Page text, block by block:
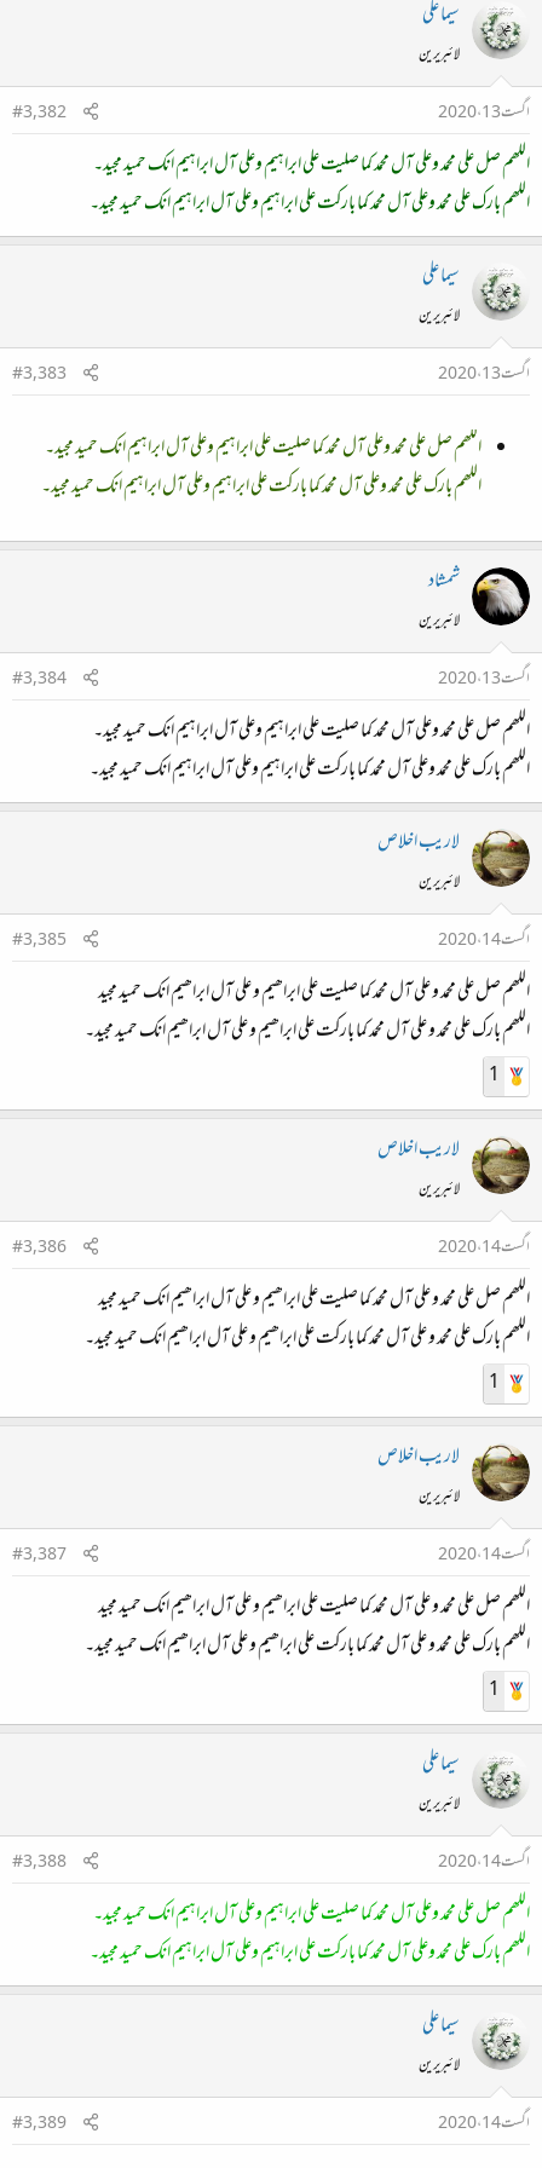
سیما علی
لائبریرین
اگست 13، 2020
#3,382
اللھم صل علی محمد وعلی آل محمد کما صلیت علی ابراہیم وعلی آل ابراہیم انک حمید مجید۔
اللھم بارک علی محمد وعلی آل محمد کما بارکت علی ابراہیم وعلی آل ابراہیم انک حمید مجید۔
سیما علی
لائبریرین
اگست 13، 2020
#3,383
اللھم صل علی محمد وعلی آل محمد کما صلیت علی ابراہیم وعلی آل ابراہیم انک حمید مجید۔
اللھم بارک علی محمد وعلی آل محمد کما بارکت علی ابراہیم وعلی آل ابراہیم انک حمید مجید۔
شمشاد
لائبریرین
اگست 13، 2020
#3,384
اللھم صل علی محمد وعلی آل محمد کما صلیت علی ابراہیم وعلی آل ابراہیم انک حمید مجید۔
اللھم بارک علی محمد وعلی آل محمد کما بارکت علی ابراہیم وعلی آل ابراہیم انک حمید مجید۔
لاريب اخلاص
لائبریرین
اگست 14، 2020
#3,385
اللھم صل علی محمد و علی آل محمد کما صلیت علی ابراھیم و علی آل ابراھیم انك حمید مجید
اللھم بارك علی محمد و علی آل محمد کما بارکت علی ابراھیم و علی آل ابراھیم انك حمید مجید۔
1
لاريب اخلاص
لائبریرین
اگست 14، 2020
#3,386
اللھم صل علی محمد و علی آل محمد کما صلیت علی ابراھیم و علی آل ابراھیم انك حمید مجید
اللھم بارك علی محمد و علی آل محمد کما بارکت علی ابراھیم و علی آل ابراھیم انك حمید مجید۔
1
لاريب اخلاص
لائبریرین
اگست 14، 2020
#3,387
اللھم صل علی محمد و علی آل محمد کما صلیت علی ابراھیم و علی آل ابراھیم انك حمید مجید
اللھم بارك علی محمد و علی آل محمد کما بارکت علی ابراھیم و علی آل ابراھیم انك حمید مجید۔
1
سیما علی
لائبریرین
اگست 14، 2020
#3,388
اللھم صل علی محمد وعلی آل محمد کما صلیت علی ابراہیم وعلی آل ابراہیم انک حمید مجید۔
اللھم بارک علی محمد وعلی آل محمد کما بارکت علی ابراہیم وعلی آل ابراہیم انک حمید مجید۔
سیما علی
لائبریرین
اگست 14، 2020
#3,389